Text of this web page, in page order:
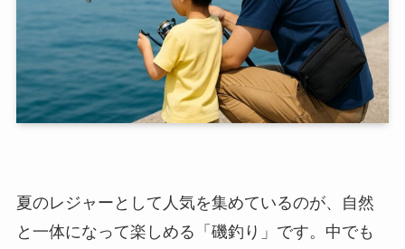
夏のレジャーとして人気を集めているのが、自然
と一体になって楽しめる「磯釣り」です。中でも